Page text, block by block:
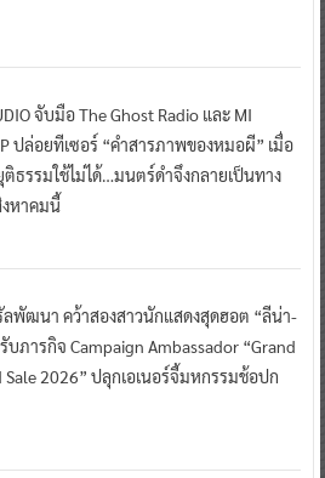
จับมือ The Ghost Radio และ MI
ปล่อยทีเซอร์ “คำสารภาพของหมอผี” เมื่อ
ธรรมใช้ไม่ได้…มนตร์ดำจึงกลายเป็นทาง
งหาคมนี้
ลพัฒนา คว้าสองสาวนักแสดงสุดฮอต “ลีน่า-
บภารกิจ Campaign Ambassador “Grand
Sale 2026” ปลุกเอเนอร์จี้มหกรรมช้อปก